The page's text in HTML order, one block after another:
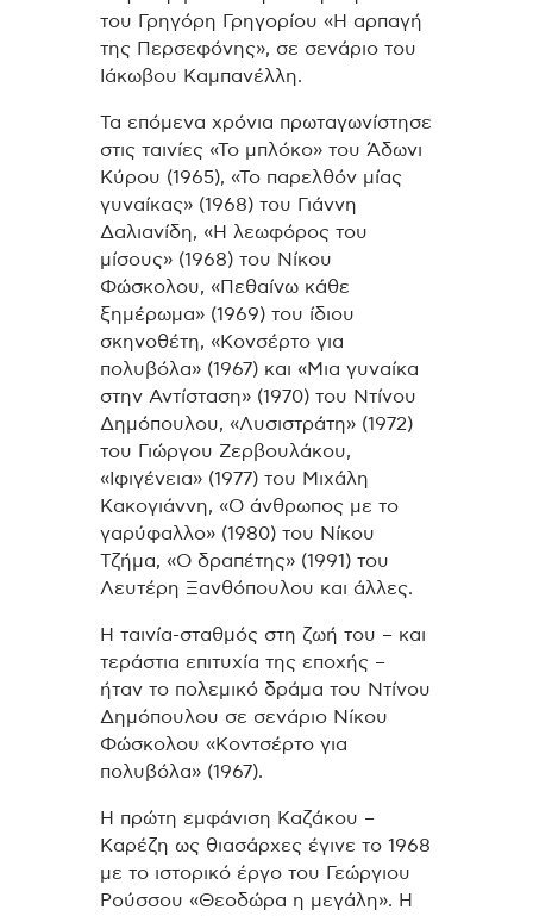
του Γρηγόρη Γρηγορίου «Η αρπαγή
της Περσεφόνης», σε σενάριο του
Ιάκωβου Καμπανέλλη.
Τα επόμενα χρόνια πρωταγωνίστησε
στις ταινίες «Το μπλόκο» του Άδωνι
Κύρου (1965), «Το παρελθόν μίας
γυναίκας» (1968) του Γιάννη
Δαλιανίδη, «Η λεωφόρος του
μίσους» (1968) του Νίκου
Φώσκολου, «Πεθαίνω κάθε
ξημέρωμα» (1969) του ίδιου
σκηνοθέτη, «Κονσέρτο για
πολυβόλα» (1967) και «Μια γυναίκα
στην Αντίσταση» (1970) του Ντίνου
Δημόπουλου, «Λυσιστράτη» (1972)
του Γιώργου Ζερβουλάκου,
«Ιφιγένεια» (1977) του Μιχάλη
Κακογιάννη, «Ο άνθρωπος με το
γαρύφαλλο» (1980) του Νίκου
Τζήμα, «Ο δραπέτης» (1991) του
Λευτέρη Ξανθόπουλου και άλλες.
Η ταινία-σταθμός στη ζωή του – και
τεράστια επιτυχία της εποχής –
ήταν το πολεμικό δράμα του Ντίνου
Δημόπουλου σε σενάριο Νίκου
Φώσκολου «Κοντσέρτο για
πολυβόλα» (1967).
Η πρώτη εμφάνιση Καζάκου –
Καρέζη ως θιασάρχες έγινε το 1968
με το ιστορικό έργο του Γεώργιου
Ρούσσου «Θεοδώρα η μεγάλη». Η